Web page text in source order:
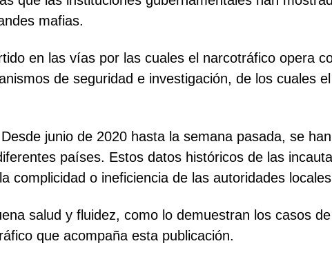
mafias.
en las vías por las cuales el narcotráfico opera
de seguridad e investigación, de los cuales
junio de 2020 hasta la semana pasada, se
países. Estos datos históricos de las
complicidad o ineficiencia de las autoridades
salud y fluidez, como lo demuestran los casos
que acompaña esta publicación.